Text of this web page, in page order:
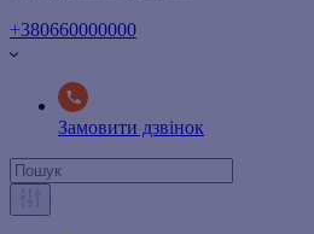
+380660000000
Замовити дзвінок